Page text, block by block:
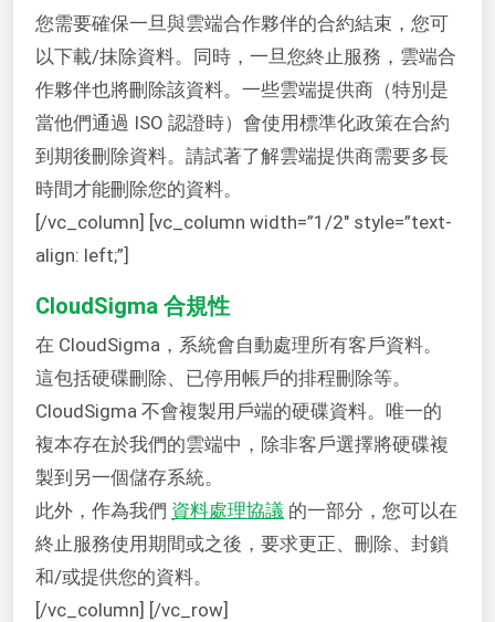
您需要確保一旦與雲端合作夥伴的合約結束，您可
以下載/抹除資料。同時，一旦您終止服務，雲端合
作夥伴也將刪除該資料。一些雲端提供商（特別是
當他們通過 ISO 認證時）會使用標準化政策在合約
到期後刪除資料。請試著了解雲端提供商需要多長
時間才能刪除您的資料。
[/vc_column] [vc_column width=”1/2″ style=”text-
align: left;”]
CloudSigma 合規性
在 CloudSigma，系統會自動處理所有客戶資料。
這包括硬碟刪除、已停用帳戶的排程刪除等。
CloudSigma 不會複製用戶端的硬碟資料。唯一的
複本存在於我們的雲端中，除非客戶選擇將硬碟複
製到另一個儲存系統。
此外，作為我們 資料處理協議 的一部分，您可以在
終止服務使用期間或之後，要求更正、刪除、封鎖
和/或提供您的資料。
[/vc_column] [/vc_row]